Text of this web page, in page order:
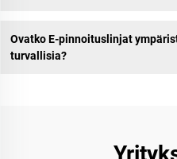
Ovatko E-pinnoituslinjat
turvallisia?